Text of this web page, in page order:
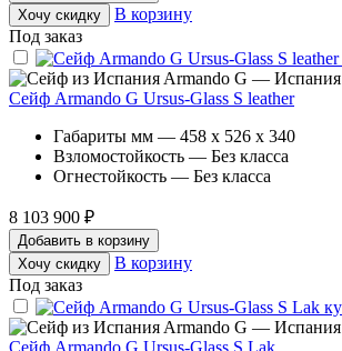
Хочу скидку
В корзину
Под заказ
Armando G — Испания
Сейф Armando G Ursus-Glass S leather
Габариты мм — 458 x 526 x 340
Взломостойкость — Без класса
Огнестойкость — Без класса
8 103 900 ₽
Добавить в корзину
Хочу скидку
В корзину
Под заказ
Armando G — Испания
Сейф Armando G Ursus-Glass S Lak